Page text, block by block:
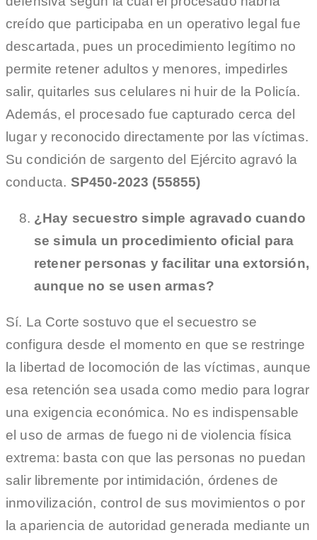
creído que participaba en un operativo legal fue
descartada, pues un procedimiento legítimo no
permite retener adultos y menores, impedirles
salir, quitarles sus celulares ni huir de la Policía.
Además, el procesado fue capturado cerca del
lugar y reconocido directamente por las víctimas.
Su condición de sargento del Ejército agravó la
conducta. SP450-2023 (55855)
¿Hay secuestro simple agravado cuando
se simula un procedimiento oficial para
retener personas y facilitar una extorsión,
aunque no se usen armas?
Sí. La Corte sostuvo que el secuestro se
configura desde el momento en que se restringe
la libertad de locomoción de las víctimas, aunque
esa retención sea usada como medio para lograr
una exigencia económica. No es indispensable
el uso de armas de fuego ni de violencia física
extrema: basta con que las personas no puedan
salir libremente por intimidación, órdenes de
inmovilización, control de sus movimientos o por
la apariencia de autoridad generada mediante un